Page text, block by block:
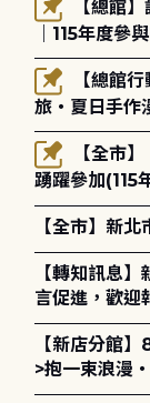
｜115年度參
場！
旅・夏日手作
報名
踴躍參加(115
【全市】新
【轉知訊息
言促進，歡迎
【新店分館
>抱一束浪漫